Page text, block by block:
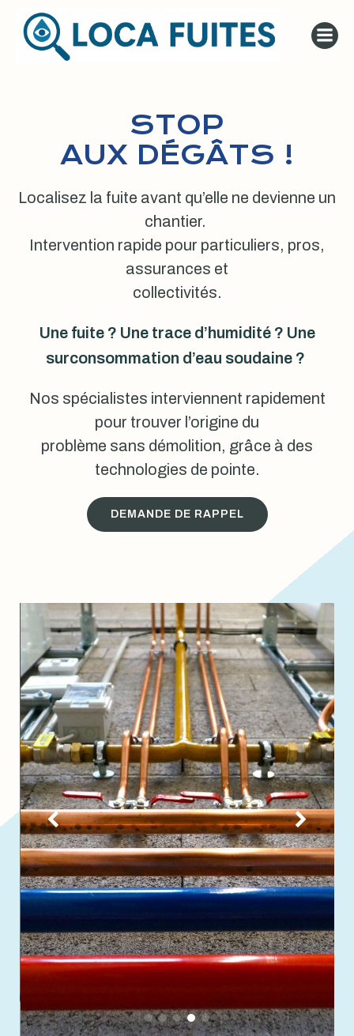
au
contenu
STOP
AUX DÉGÂTS !
Localisez la fuite avant qu’elle ne devienne un
chantier.
Intervention rapide pour particuliers, pros,
assurances et
collectivités.
Une fuite ? Une trace d’humidité ? Une
surconsommation d’eau soudaine ?
Nos spécialistes interviennent rapidement
pour trouver l’origine du
problème sans démolition, grâce à des
technologies de pointe.
DEMANDE DE RAPPEL